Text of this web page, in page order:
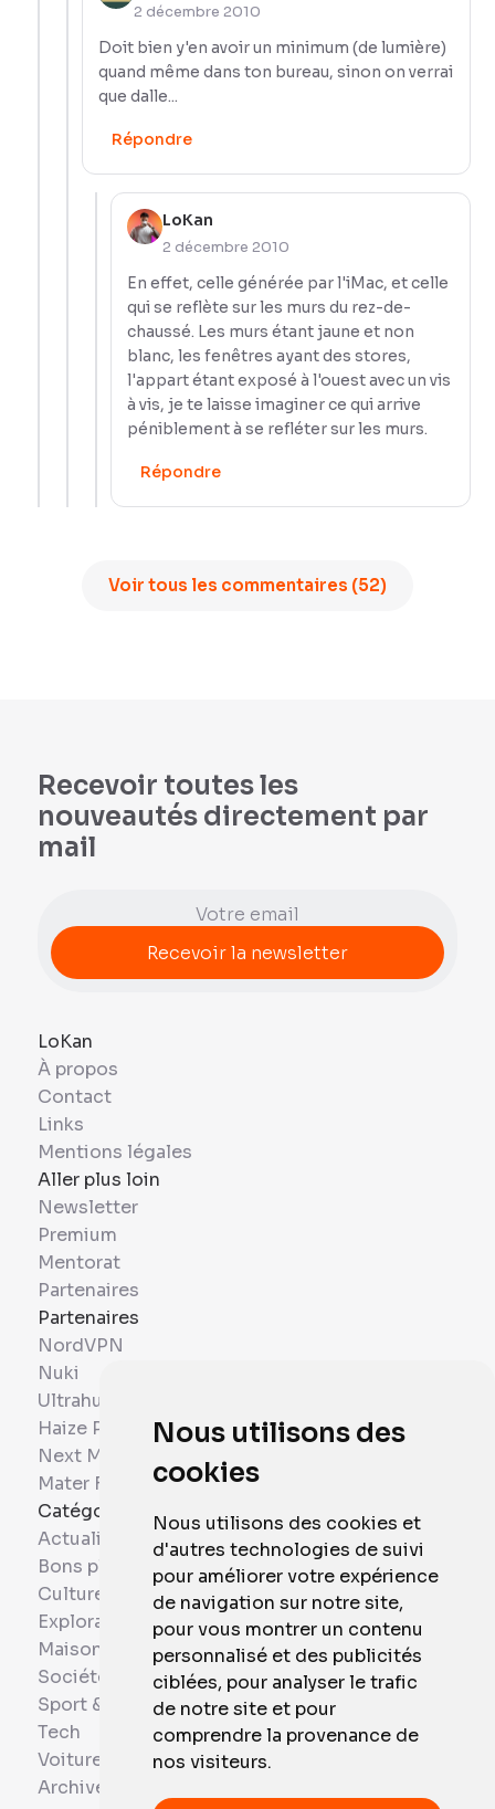
Nous utilisons des
cookies
Nous utilisons des cookies et
d'autres technologies de suivi
pour améliorer votre expérience
de navigation sur notre site,
pour vous montrer un contenu
personnalisé et des publicités
ciblées, pour analyser le trafic
de notre site et pour
comprendre la provenance de
nos visiteurs.
2 décembre 2010
Doit bien y'en avoir un minimum (de lumière)
quand même dans ton bureau, sinon on verrai
que dalle...
Répondre
LoKan
2 décembre 2010
En effet, celle générée par l'iMac, et celle
qui se reflète sur les murs du rez-de-
chaussé. Les murs étant jaune et non
blanc, les fenêtres ayant des stores,
l'appart étant exposé à l'ouest avec un vis
à vis, je te laisse imaginer ce qui arrive
péniblement à se refléter sur les murs.
Répondre
Voir tous les commentaires (52)
Recevoir toutes les
nouveautés directement par
mail
LoKan
À propos
Contact
Links
Mentions légales
Aller plus loin
Newsletter
Premium
Mentorat
Partenaires
Partenaires
NordVPN
Nuki
Ultrahuman
Haize Project
Next Mobiles
Mater France
Catégories
Actualités
Bons plans
Culture
Exploration
Maison et Domotique
Société
Sport & Santé
Tech
Voitures
Archives